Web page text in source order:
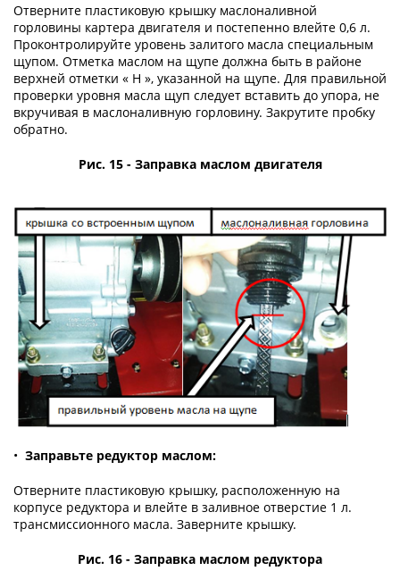
Отверните пластиковую крышку маслоналивной
горловины картера двигателя и постепенно влейте 0,6 л.
Проконтролируйте уровень залитого масла специальным
щупом. Отметка маслом на щупе должна быть в районе
верхней отметки « H », указанной на щупе. Для правильной
проверки уровня масла щуп следует вставить до упора, не
вкручивая в маслоналивную горловину. Закрутите пробку
обратно.
Рис. 15 - Заправка маслом двигателя
• Заправьте редуктор маслом:
Отверните пластиковую крышку, расположенную на
корпусе редуктора и влейте в заливное отверстие 1 л.
трансмиссионного масла. Заверните крышку.
Рис. 16 - Заправка маслом редуктора